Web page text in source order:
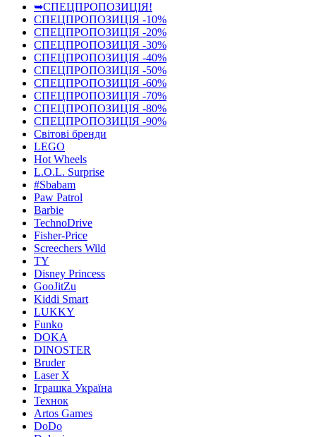
➥СПЕЦПРОПОЗИЦІЯ!
СПЕЦПРОПОЗИЦІЯ -10%
СПЕЦПРОПОЗИЦІЯ -20%
СПЕЦПРОПОЗИЦІЯ -30%
СПЕЦПРОПОЗИЦІЯ -40%
СПЕЦПРОПОЗИЦІЯ -50%
СПЕЦПРОПОЗИЦІЯ -60%
СПЕЦПРОПОЗИЦІЯ -70%
СПЕЦПРОПОЗИЦІЯ -80%
СПЕЦПРОПОЗИЦІЯ -90%
Світові бренди
LEGO
Hot Wheels
L.O.L. Surprise
#Sbabam
Paw Patrol
Barbie
TechnoDrive
Fisher-Price
Screechers Wild
TY
Disney Princess
GooJitZu
Kiddi Smart
LUKKY
Funko
DOKA
DINOSTER
Bruder
Laser X
Іграшка Україна
Технок
Artos Games
DoDo